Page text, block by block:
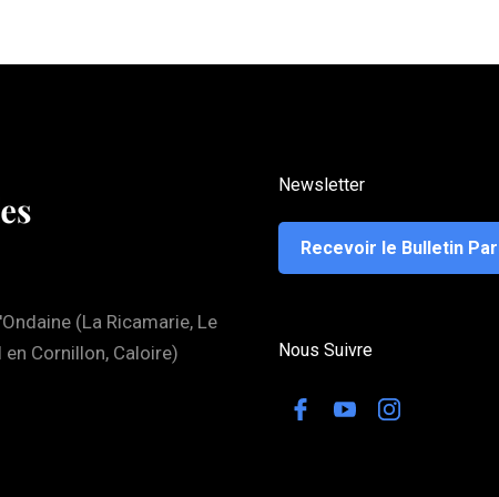
(La Ricamarie, Le
en Cornillon, Caloire)
Newsletter
Recevoir le Bulletin
Nous Suivre